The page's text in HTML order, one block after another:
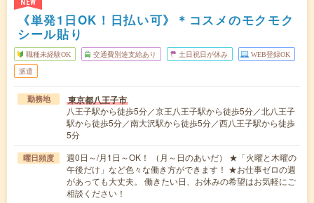
NEW
《単発1日OK！日払い可》＊コスメのモクモク
シール貼り
職種未経験OK 交通費別途支給あり 土日祝日が休み WEB登録OK
派遣
勤務地 東京都八王子市
八王子駅から徒歩5分／京王八王子駅から徒歩5分／北八王子
駅から徒歩5分／南大沢駅から徒歩5分／西八王子駅から徒歩
5分
曜日頻度
週0日～/月1日～OK！ （月～日のあいだ） ★「火曜と木曜の
午後だけ」など色々な働き方ができます！ ★お仕事ゼロの週
があっても大丈夫。 働きたい日、お休みの希望はお気軽にご
相談ください！